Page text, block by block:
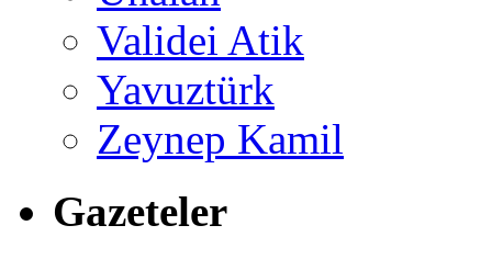
Validei Atik
Yavuztürk
Zeynep Kamil
Gazeteler